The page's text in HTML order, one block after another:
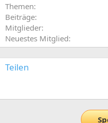
Themen
Beiträge
Mitglieder
Neuestes Mitglied
Teilen